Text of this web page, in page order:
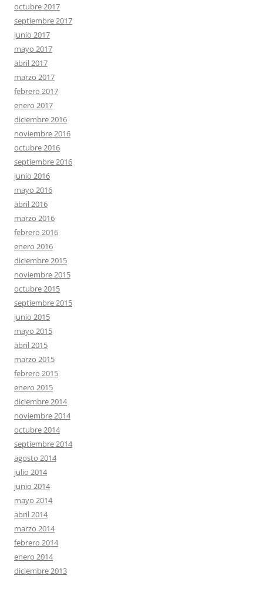
octubre 2017
septiembre 2017
junio 2017
mayo 2017
abril 2017
marzo 2017
febrero 2017
enero 2017
diciembre 2016
noviembre 2016
octubre 2016
septiembre 2016
junio 2016
mayo 2016
abril 2016
marzo 2016
febrero 2016
enero 2016
diciembre 2015
noviembre 2015
octubre 2015
septiembre 2015
junio 2015
mayo 2015
abril 2015
marzo 2015
febrero 2015
enero 2015
diciembre 2014
noviembre 2014
octubre 2014
septiembre 2014
agosto 2014
julio 2014
junio 2014
mayo 2014
abril 2014
marzo 2014
febrero 2014
enero 2014
diciembre 2013